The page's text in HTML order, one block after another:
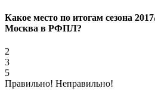
Какое место по итогам сезона
Москва в РФПЛ?
2
3
5
Правильно! Неправильно!